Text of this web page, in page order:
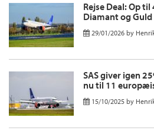
Rejse Deal: Op
Diamant og
29/01/2026 by
SAS giver igen
nu til 11
15/10/2025 by